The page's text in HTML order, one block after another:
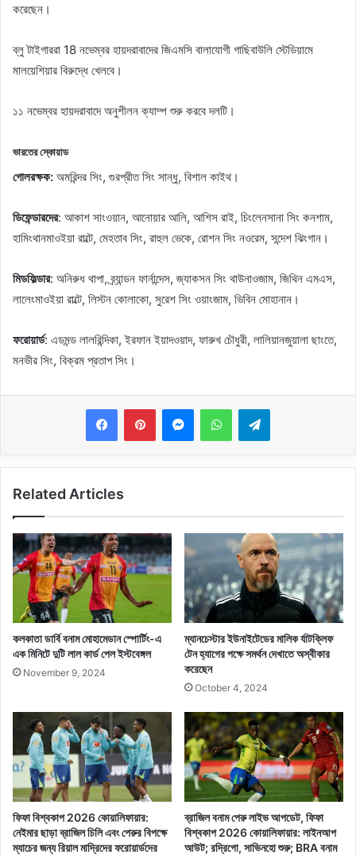
করেছেন।
ব্লু টাইগাররা 18 নভেম্বর হায়দরাবাদের জিএমসি বালাযোগী গাছিবাউলি স্টেডিয়ামে
মালয়েশিয়ার বিরুদ্ধে খেলবে।
১১ নভেম্বর হায়দরাবাদে অনুশীলন ক্যাম্প শুরু করবে দলটি।
ভারতের স্কোয়াড
গোলরক্ষক: অমরিন্দর সিং, গুরপ্রীত সিং সান্ধু, বিশাল কাইথ।
ডিফেন্ডারদের: আকাশ সাংওয়ান, আনোয়ার আলি, আশিস রাই, চিংলেনসানা সিং কনশাম,
হামিংথানমাওইয়া রাল্টে, মেহতাব সিং, রাহুল ভেকে, রোশন সিং নওরেম, সন্দেশ ঝিংগান।
মিডফিল্ডার: অনিরুধ থাপা, ব্র্যান্ডন ফার্নান্দেস, জ্যাকসন সিং থাউনাওজাম, জিথিন এমএস,
লালেংমাওইয়া রাল্টে, লিস্টন কোলাকো, সুরেশ সিং ওয়াংজাম, ভিবিন মোহানান।
ফরোয়ার্ড: এডমন্ড লালরিন্দিকা, ইরফান ইয়াদওয়াদ, ফারুখ চৌধুরী, লালিয়ানজুয়ালা ছাংতে,
মনভীর সিং, বিক্রম প্রতাপ সিং।
MessengerWhatsAppTelegram
Related Articles
কলকাতা ডার্বি বনাম মোহামেডান স্পোর্টিং-এ
এক মিনিটে দুটি লাল কার্ড পেল ইস্টবেঙ্গল
November 9, 2024
ম্যানচেস্টার ইউনাইটেডের মালিক র্যাটক্লিফ
টেন হ্যাগের পক্ষে সমর্থন দেখাতে অস্বীকার
করেছেন
October 4, 2024
ফিফা বিশ্বকাপ 2026 কোয়ালিফায়ার:
নেইমার ছাড়া ব্রাজিল চিলি এবং পেরুর বিপক্ষে
ম্যাচের জন্য রিয়াল মাদ্রিদের ফরোয়ার্ডদের
ব্রাজিল বনাম পেরু লাইভ আপডেট, ফিফা
বিশ্বকাপ 2026 কোয়ালিফায়ার: লাইনআপ
আউট; রদ্রিগো, সাভিনহো শুরু; BRA বনাম